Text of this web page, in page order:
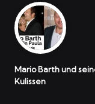
Mario Barth und
Kulissen